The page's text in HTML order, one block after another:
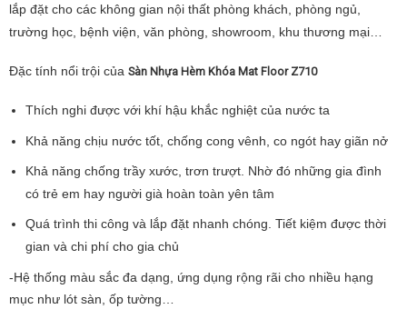
lắp đặt cho các không gian nội thất phòng khách, phòng ngủ,
trường học, bệnh viện, văn phòng, showroom, khu thương mại…
Đặc tính nổi trội của Sàn Nhựa Hèm Khóa Mat Floor Z710
Thích nghi được với khí hậu khắc nghiệt của nước ta
Khả năng chịu nước tốt, chống cong vênh, co ngót hay giãn nở
Khả năng chống trầy xước, trơn trượt. Nhờ đó những gia đình
có trẻ em hay người già hoàn toàn yên tâm
Quá trình thi công và lắp đặt nhanh chóng. Tiết kiệm được thời
gian và chi phí cho gia chủ
-Hệ thống màu sắc đa dạng, ứng dụng rộng rãi cho nhiều hạng
mục như lót sàn, ốp tường…